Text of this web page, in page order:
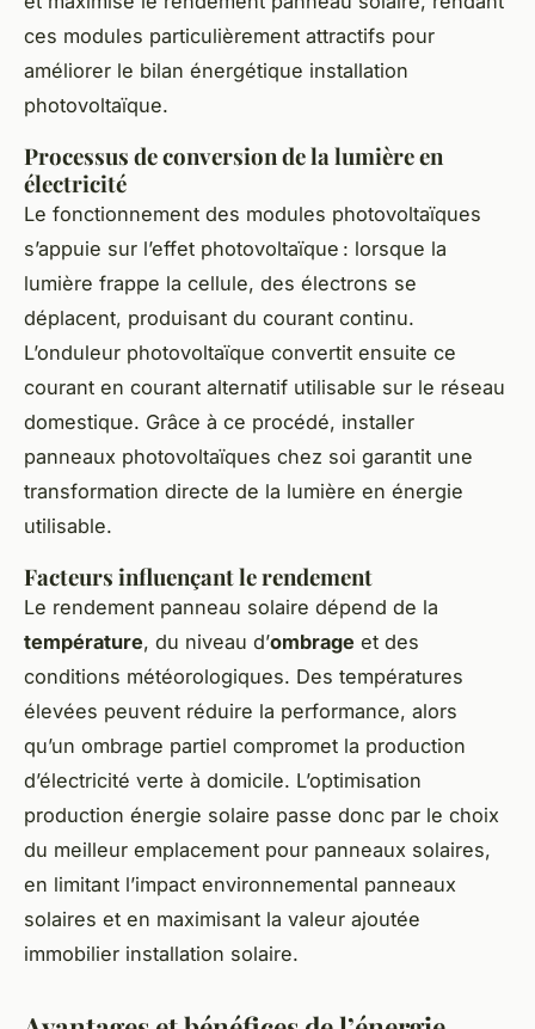
ces modules particulièrement attractifs pour
améliorer le bilan énergétique installation
photovoltaïque.
Processus de conversion de la lumière en
électricité
Le fonctionnement des modules photovoltaïques
s’appuie sur l’effet photovoltaïque : lorsque la
lumière frappe la cellule, des électrons se
déplacent, produisant du courant continu.
L’onduleur photovoltaïque convertit ensuite ce
courant en courant alternatif utilisable sur le réseau
domestique. Grâce à ce procédé, installer
panneaux photovoltaïques chez soi garantit une
transformation directe de la lumière en énergie
utilisable.
Facteurs influençant le rendement
Le rendement panneau solaire dépend de la
température, du niveau d’ombrage et des
conditions météorologiques. Des températures
élevées peuvent réduire la performance, alors
qu’un ombrage partiel compromet la production
d’électricité verte à domicile. L’optimisation
production énergie solaire passe donc par le choix
du meilleur emplacement pour panneaux solaires,
en limitant l’impact environnemental panneaux
solaires et en maximisant la valeur ajoutée
immobilier installation solaire.